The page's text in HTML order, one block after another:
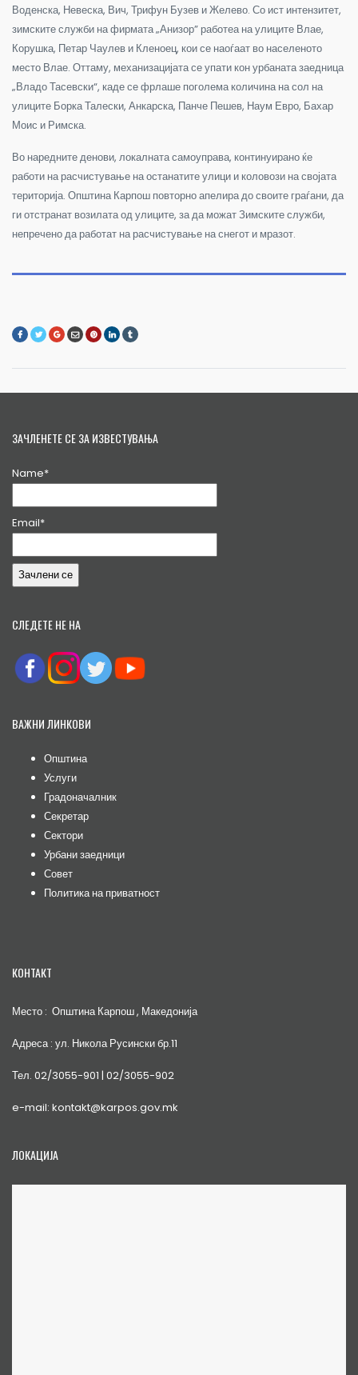
Воденска, Невеска, Вич, Трифун Бузев и Желево. Со ист интензитет,
зимските служби на фирмата „Анизор” работеа на улиците Влае,
Корушка, Петар Чаулев и Кленоец, кои се наоѓаат во населеното
место Влае. Оттаму, механизацијата се упати кон урбаната заедница
„Владо Тасевски“, каде се фрлаше поголема количина на сол на
улиците Борка Талески, Анкарска, Панче Пешев, Наум Евро, Бахар
Моис и Римска.
Во наредните денови, локалната самоуправа, континуирано ќе
работи на расчистување на останатите улици и коловози на својата
територија. Општина Карпош повторно апелира до своите граѓани, да
ги отстранат возилата од улиците, за да можат Зимските служби,
непречено да работат на расчистување на снегот и мразот.
ЗАЧЛЕНЕТЕ СЕ ЗА ИЗВЕСТУВАЊА
Name*
Email*
СЛЕДЕТЕ НЕ НА
ВАЖНИ ЛИНКОВИ
Општина
Услуги
Градоначалник
Секретар
Сектори
Урбани заедници
Совет
Политика на приватност
КОНТАКТ
Место : Општина Карпош , Македонија
Адреса : ул. Никола Русински бр.11
Тел. 02/3055-901 | 02/3055-902
e-mail: kontakt@karpos.gov.mk
ЛОКАЦИЈА